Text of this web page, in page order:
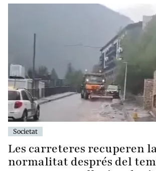
Societat
Les carreteres recuperen
normalitat després del